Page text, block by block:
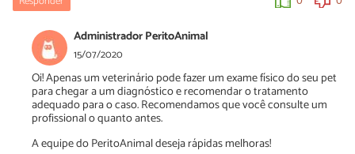
Administrador PeritoAnimal
15/07/2020
Oi! Apenas um veterinário pode fazer um exame físico do seu pet
para chegar a um diagnóstico e recomendar o tratamento
adequado para o caso. Recomendamos que você consulte um
profissional o quanto antes.
A equipe do PeritoAnimal deseja rápidas melhoras!